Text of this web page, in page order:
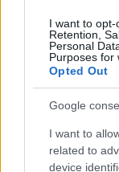
I want to opt-
Retention,
Personal
Purposes for
Opted Out
Google
I want to
related to
device